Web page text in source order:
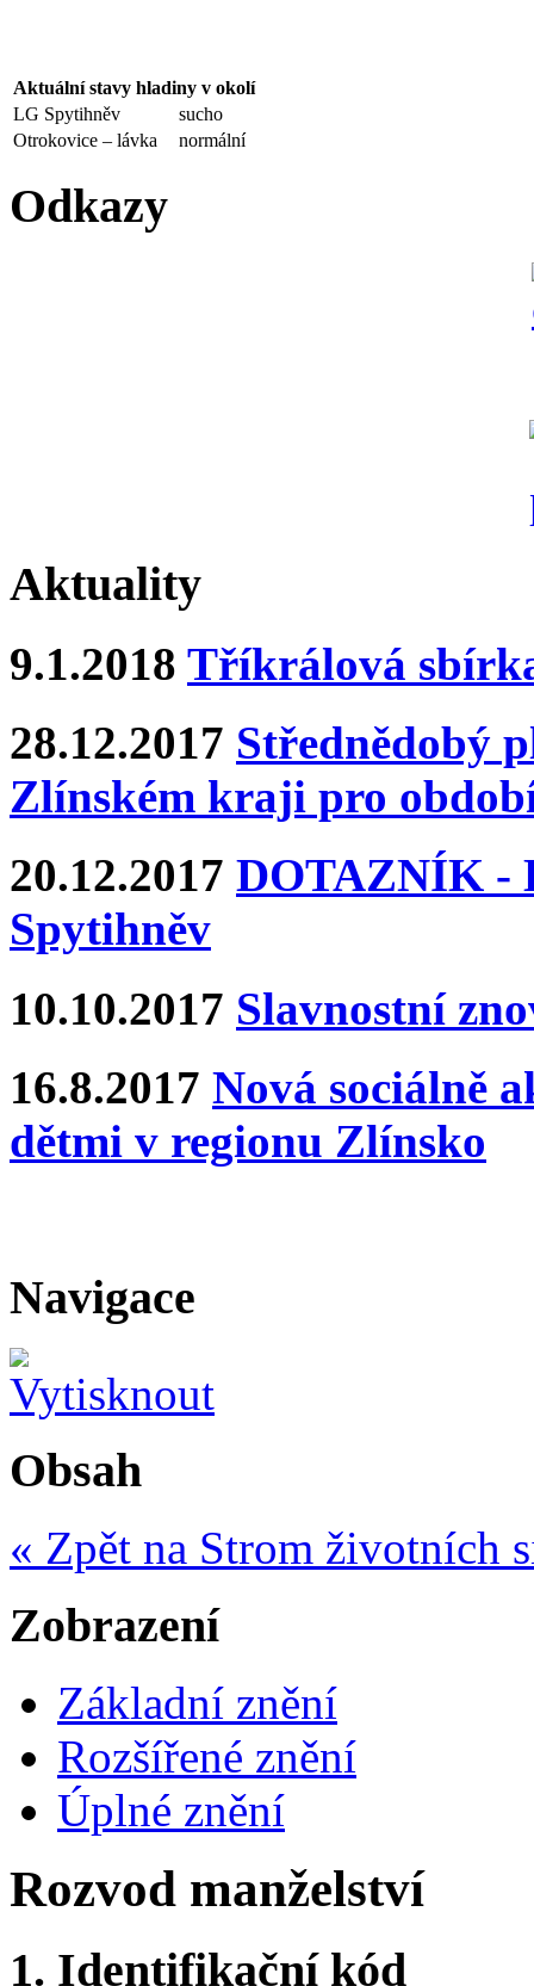
Aktuální stavy hladiny v okolí
LG Spytihněv
sucho
Otrokovice – lávka
normální
Odkazy
Aktuality
9.1.2018 Tříkrálová
28.12.2017 Střednědobý
Zlínském kraji pro
20.12.2017 DOTAZNÍK -
Spytihněv
10.10.2017 Slavnostní
16.8.2017 Nová sociálně
dětmi v regionu Zlínsko
Navigace
Obsah
« Zpět na Strom životních
Zobrazení
Základní znění
Rozšířené znění
Úplné znění
Rozvod manželství
1. Identifikační kód